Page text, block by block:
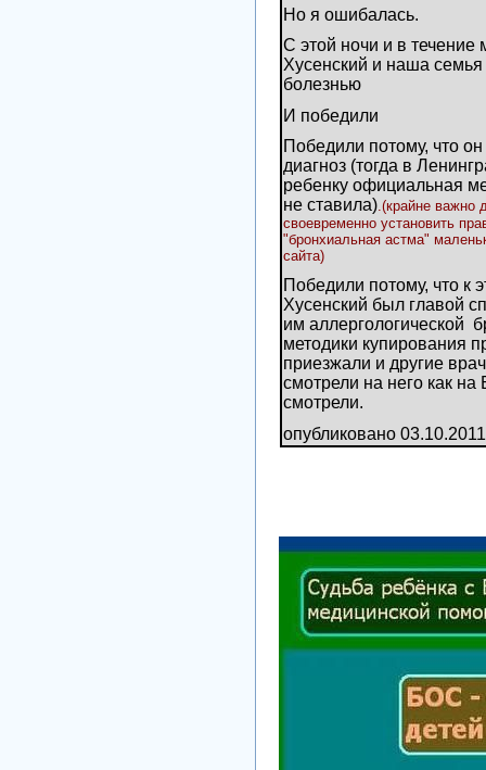
Но я ошибалась.
С этой ночи и в течение
Хусенский и наша
болезнью
И победили
Победили потому, что
диагноз (тогда в
ребенку официальная
не ставила).(крайне важно
своевременно установить
"бронхиальная астма"
сайта)
Победили потому, что к
Хусенский был главой
им аллергологической
методики купирования
приезжали и другие
смотрели на него как
смотрели.
опубликовано